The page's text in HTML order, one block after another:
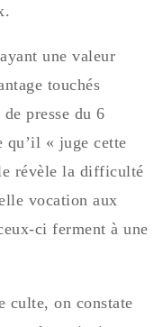
une valeur
touchés
presse du 6
qu’il « juge cette
révèle la difficulté
vocation aux
ci ferment à une
culte, on constate